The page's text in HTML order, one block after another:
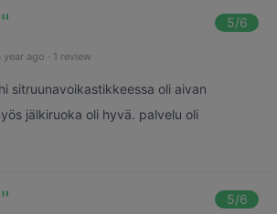
" 5/6
year ago · 1 review
sitruunavoikastikkeessa oli aivan
jälkiruoka oli hyvä. palvelu oli
" 5/6